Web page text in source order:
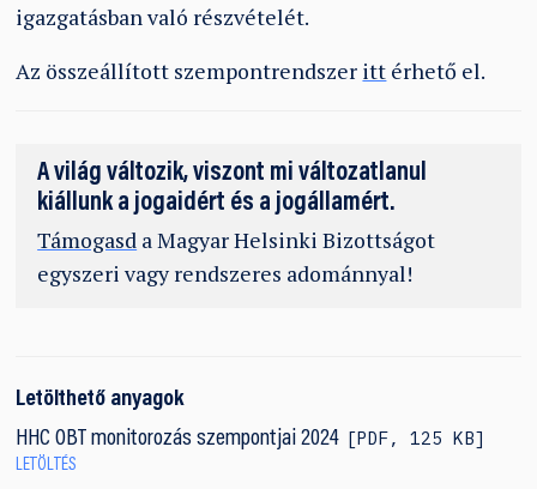
igazgatásban való részvételét.
Az összeállított szempontrendszer itt érhető el.
A világ változik, viszont mi változatlanul
kiállunk a jogaidért és a jogállamért.
Támogasd a Magyar Helsinki Bizottságot
egyszeri vagy rendszeres adománnyal!
Letölthető anyagok
HHC OBT monitorozás szempontjai 2024
PDF,125 KB
LETÖLTÉS